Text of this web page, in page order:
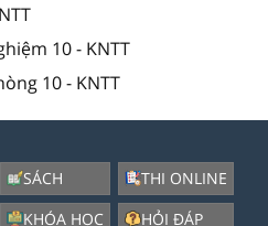
10 - KNTT
10 - KNTT
SÁCH
KHÓA HỌC
THI ONLINE
HỎI ĐÁP